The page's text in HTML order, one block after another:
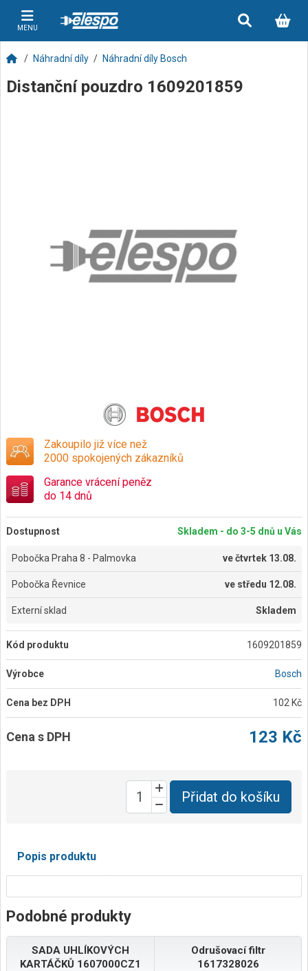
MENU
Náhradní díly Náhradní díly Bosch
Distanční pouzdro 1609201859
Zakoupilo již více než
2000 spokojených zákazníků
Garance vrácení peněz
do 14 dnů
Dostupnost Skladem - do 3-5 dnů u Vás
Pobočka Praha 8 - Palmovka večtvrtek 13.08.
Pobočka Řevnice ve středu 12.08.
Externí sklad Skladem
Kód produktu 1609201859
Výrobce Bosch
Cena bez DPH 102 Kč
Cena s DPH 123 Kč
Přidat do košíku
Popis produktu
Podobné produkty
SADA UHLÍKOVÝCH
KARTÁČKŮ 1607000CZ1
Odrušovací filtr
1617328026